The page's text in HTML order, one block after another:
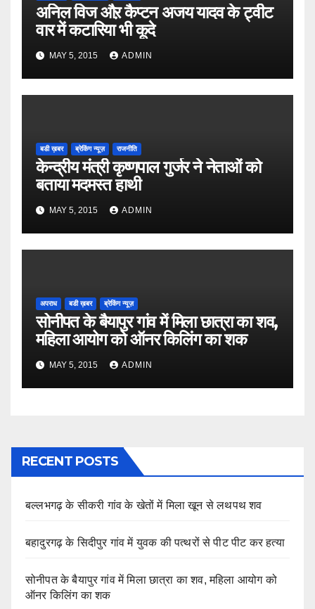
अनिल विज औऱ कैप्टन अजय यादव के ट्वीट
वार में कटारिया भी कूदे
MAY 5, 2015 ADMIN
बडी ख़बर ब्रेकिंग न्यूज़ राजनीति
केन्द्रीय मंत्री कृष्णपाल गुर्जर ने नेताओं को
बताया मदमस्त हाथी
MAY 5, 2015 ADMIN
अपराध बडी ख़बर ब्रेकिंग न्यूज़
सोनीपत के बैयापुर गांव में मिला छात्रा का शव,
महिला आयोग को ऑनर किलिंग का शक
MAY 5, 2015 ADMIN
RECENT POSTS
बल्लभगढ़ के सीकरी गांव के खेतों में मिला खून से लथपथ शव
बहादुरगढ़ के सिदीपुर गांव में युवक की पत्थरों से पीट पीट कर हत्या
सोनीपत के बैयापुर गांव में मिला छात्रा का शव, महिला आयोग को
ऑनर किलिंग का शक